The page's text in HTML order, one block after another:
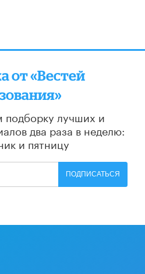
от «Вестей
подборку лучших и
два раза в неделю:
и пятницу
ПОДПИСАТЬСЯ